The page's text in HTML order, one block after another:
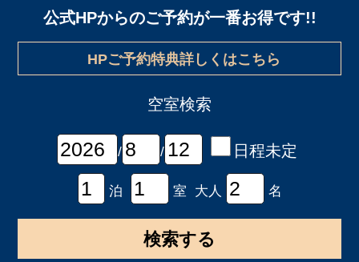
公式HPからのご予約が一番お得です!!
HPご予約特典詳しくはこちら
空室検索
/ / 日程未定
泊 室 大人 名